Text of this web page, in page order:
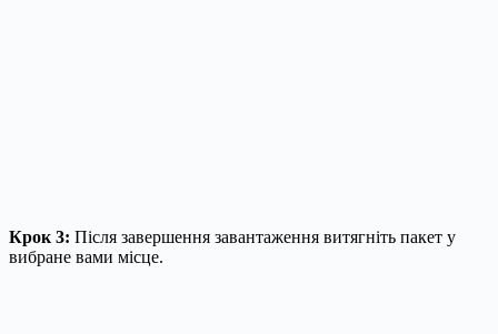
Крок 3: Після завершення завантаження витягніть пакет у
вибране вами місце.